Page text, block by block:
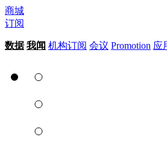
商城
订阅
数据 我闻 机构订阅 会议 Promotion 应